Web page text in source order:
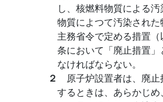
し、核燃料物質による
物質によつて汚染され
主務省令で定める措置
条において「廃止措置
なければならない。
２ 原子炉設置者は、廃
するときは、あらかじ